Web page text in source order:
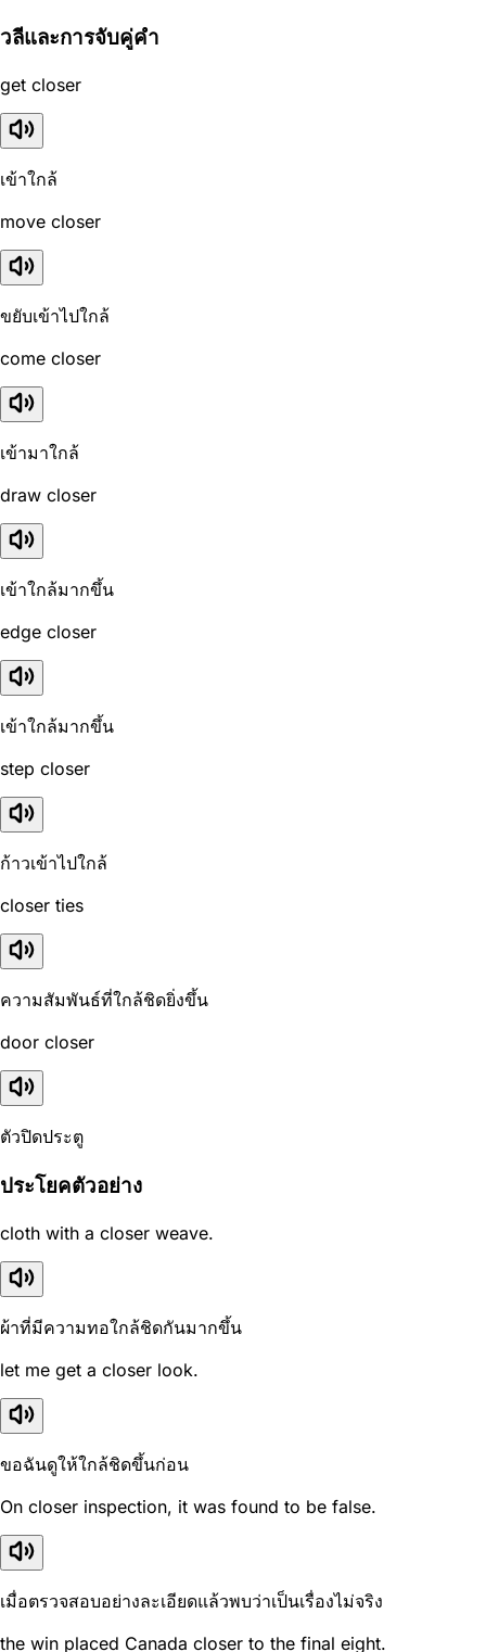
วลีและการจับคู่คำ
get closer
เข้าใกล้
move closer
ขยับเข้าไปใกล้
come closer
เข้ามาใกล้
draw closer
เข้าใกล้มากขึ้น
edge closer
เข้าใกล้มากขึ้น
step closer
ก้าวเข้าไปใกล้
closer ties
ความสัมพันธ์ที่ใกล้ชิดยิ่งขึ้น
door closer
ตัวปิดประตู
ประโยคตัวอย่าง
cloth with a closer weave.
ผ้าที่มีความทอใกล้ชิดกันมากขึ้น
let me get a closer look.
ขอฉันดูให้ใกล้ชิดขึ้นก่อน
On closer inspection, it was found to be false.
เมื่อตรวจสอบอย่างละเอียดแล้วพบว่าเป็นเรื่องไม่จริง
the win placed Canada closer to the final eight.